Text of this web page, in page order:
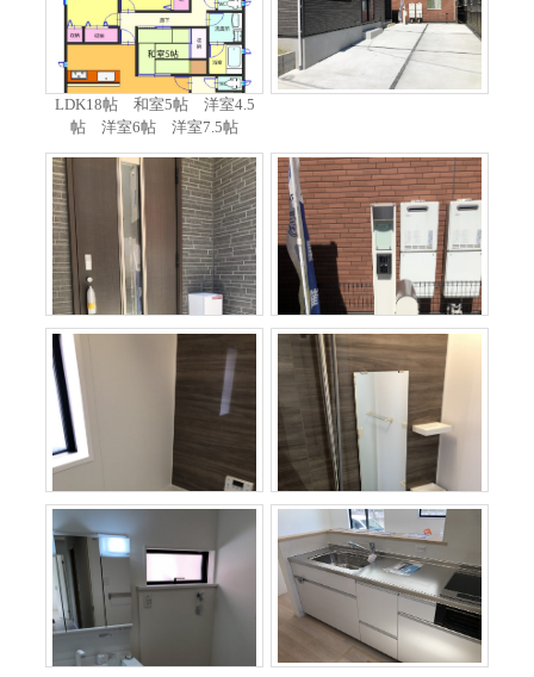
LDK18帖 和室5帖 洋室4.5
帖 洋室6帖 洋室7.5帖